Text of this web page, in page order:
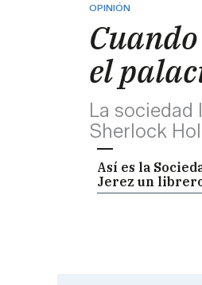
OPINIÓN
el
La
Sherlock
Así es la
Jerez un